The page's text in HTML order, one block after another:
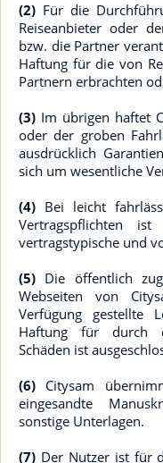
(2) Für die
Reiseanbieter oder
bzw. die Partner
Haftung für die von
Partnern erbrachten
(3) Im übrigen haftet
oder der groben
ausdrücklich
sich um wesentliche
(4) Bei leicht
Vertragspflichten
vertragstypische und
(5) Die öffentlich
Webseiten von
Verfügung gestellte
Haftung für durch
Schäden ist
(6) Citysam
eingesandte
sonstige Unterlagen.
(7) Der Nutzer ist für